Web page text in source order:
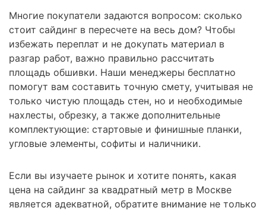
Многие покупатели задаются вопросом: сколько
стоит сайдинг в пересчете на весь дом? Чтобы
избежать переплат и не докупать материал в
разгар работ, важно правильно рассчитать
площадь обшивки. Наши менеджеры бесплатно
помогут вам составить точную смету, учитывая не
только чистую площадь стен, но и необходимые
нахлесты, обрезку, а также дополнительные
комплектующие: стартовые и финишные планки,
угловые элементы, софиты и наличники.
Если вы изучаете рынок и хотите понять, какая
цена на сайдинг за квадратный метр в Москве
является адекватной, обратите внимание не только